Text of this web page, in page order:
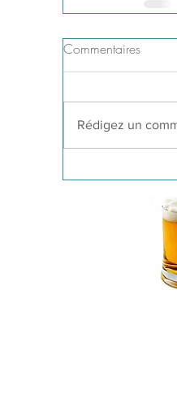
Commentaires
Rédigez un